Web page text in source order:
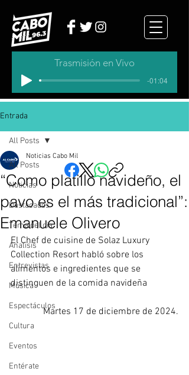
Trasmisión en Vivo
-01:04
Entrada
All Posts
Noticias
Destacados
Tema del dia
Analisis
Entrevistas
Música
Espectáculos
Cultura
Eventos
Entérate
All Posts
“Como platillo navideño, el
pavo es el más tradicional”:
Emanuele Olivero
Noticias Cabo Mil
El Chef de cuisine de Solaz Luxury
Collection Resort habló sobre los
alimentos e ingredientes que se
distinguen de la comida navideña
Martes 17 de diciembre de 2024.